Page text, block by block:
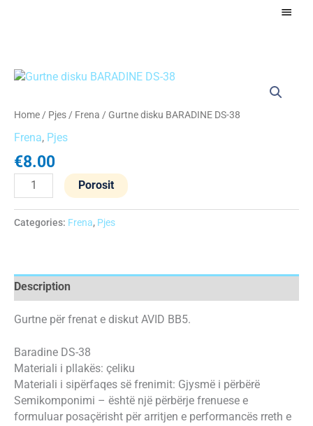
Main
Home / Pjes / Frena / Gurtne disku BARADINE DS-38
Frena, Pjes
€8.00
Gurtne
BARADINE
38
quantity
Porosit
Categories: Frena, Pjes
Description
Gurtne për frenat e diskut AVID BB5.
Baradine DS-38
Materiali i pllakës: çeliku
Materiali i sipërfaqes së frenimit: Gjysmë i përbërë
Semikomponimi – është një përbërje frenuese e
formuluar posaçërisht për arritjen e performancës rreth e